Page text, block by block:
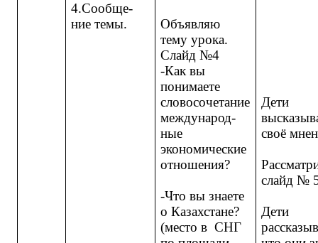
4.Сообще-
ние темы.
Объявляю
тему урока.
Слайд №4
-Как вы
понимаете
словосочетание
международ-
ные
экономические
отношения?
-Что вы знаете
о Казахстане?
(место в СНГ
Дети
своё
слайд №
Дети